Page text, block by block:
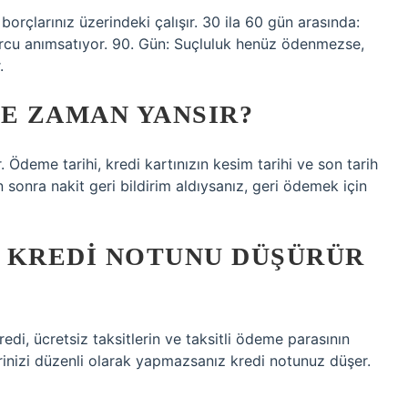
üzerindeki çalışır. 30 ila 60 gün arasında:
anımsatıyor. 90. Gün: Suçluluk henüz ödenmezse,
ZAMAN YANSIR?
Ödeme tarihi, kredi kartınızın kesim tarihi ve son tarih
sonra nakit geri bildirim aldıysanız, geri ödemek için
NOTUNU DÜŞÜRÜR
ücretsiz taksitlerin ve taksitli ödeme parasının
düzenli olarak yapmazsanız kredi notunuz düşer.